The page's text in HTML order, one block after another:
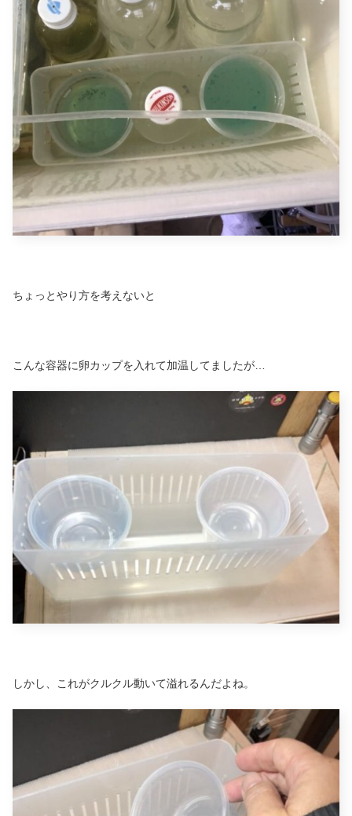
ちょっとやり方を考えないと
こんな容器に卵カップを入れて加温してましたが…
しかし、これがクルクル動いて溢れるんだよね。